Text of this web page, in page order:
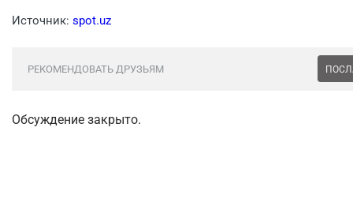
Источник: spot.uz
РЕКОМЕНДОВАТЬ ДРУЗЬЯМ
Обсуждение закрыто.